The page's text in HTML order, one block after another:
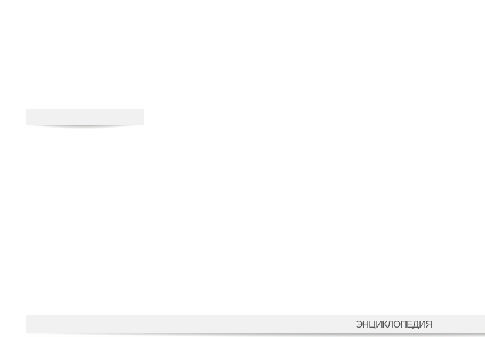
ЭНЦИКЛОПЕДИЯ